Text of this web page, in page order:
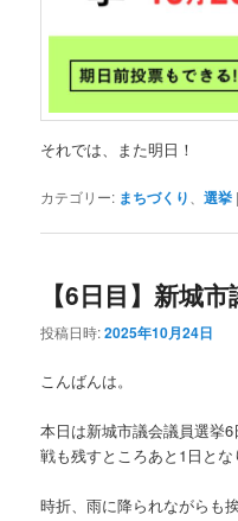
それでは、また明日！
カテゴリー: まちづくり 、選挙 |
【6日目】新城
投稿日時:2025年10月24日
こんばんは。
本日は新城市議会議員選挙
戦も残すところあと1日とな
時折、雨に降られながらも